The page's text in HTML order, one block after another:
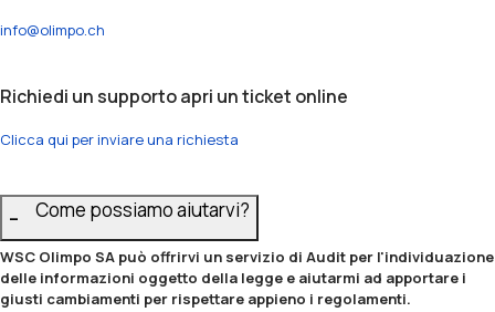
info@olimpo.ch
Richiedi un supporto apri un ticket online
Clicca qui per inviare una richiesta
Come possiamo aiutarvi?
WSC Olimpo SA può offrirvi un servizio di Audit per l'individuazione
delle informazioni oggetto della legge e aiutarmi ad apportare i
giusti cambiamenti per rispettare appieno i regolamenti.